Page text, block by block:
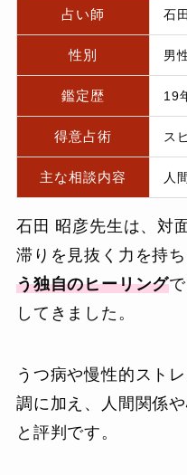
占い師 石
性別 男
鑑定歴 19
得意占術 ス
主な相談内容 人
石田 昭彦先生は、対
滞りを見抜く力を持ち
う独自のヒーリング
してきました。
うつ病や慢性的スト
調に加え、人間関係
と評判です。